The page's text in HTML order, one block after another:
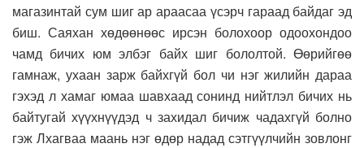
магазинтай сум шиг ар араасаа үсэрч гараад байдаг эд
биш. Саяхан хөдөөнөөс ирсэн болохоор одоохондоо
чамд бичих юм элбэг байх шиг бололтой. Өөрийгөө
гамнаж, ухаан зарж байхгүй бол чи нэг жилийн дараа
гэхэд л хамаг юмаа шавхаад сонинд нийтлэл бичих нь
байтугай хүүхнүүдэд ч захидал бичиж чадахгүй болно
гэж Лхагваа маань нэг өдөр надад сэтгүүлчийн зовлонг